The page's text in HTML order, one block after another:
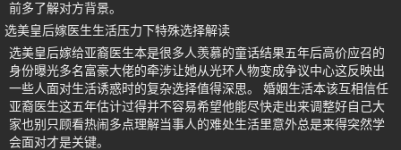
前多了解对方背景。
选美皇后嫁医生生活压力下特殊选择解读
选美皇后嫁给亚裔医生本是很多人羡慕的童话结果五年后高价应召的
身份曝光多名富豪大佬的牵涉让她从光环人物变成争议中心这反映出
一些人面对生活诱惑时的复杂选择值得深思。 婚姻生活本该互相信任
亚裔医生这五年估计过得并不容易希望他能尽快走出来调整好自己大
家也别只顾看热闹多点理解当事人的难处生活里意外总是来得突然学
会面对才是关键。